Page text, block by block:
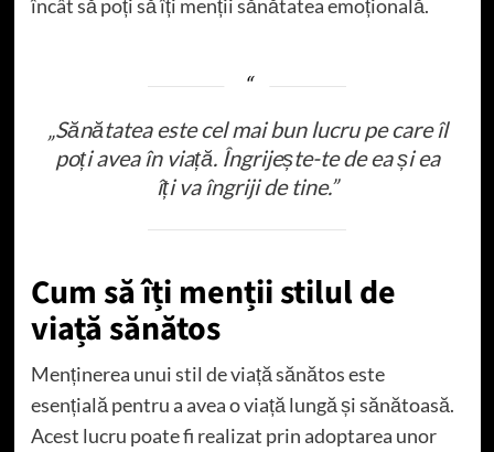
încât să poți să îți menții sănătatea emoțională.
„Sănătatea este cel mai bun lucru pe care îl
poți avea în viață. Îngrijește-te de ea și ea
îți va îngriji de tine.”
Cum să îți menții stilul de
viață sănătos
Menținerea unui stil de viață sănătos este
esențială pentru a avea o viață lungă și sănătoasă.
Acest lucru poate fi realizat prin adoptarea unor